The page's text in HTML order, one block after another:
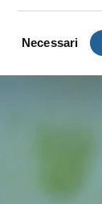
del
Necessari